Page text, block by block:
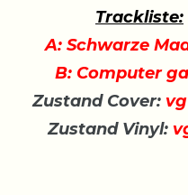
Trackliste:
A: Schwarze
B: Computer
Zustand Cover:
Zustand Vinyl: